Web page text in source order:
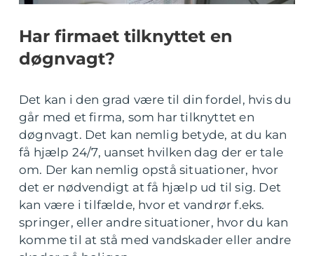
Har firmaet tilknyttet en
døgnvagt?
Det kan i den grad være til din fordel, hvis du
går med et firma, som har tilknyttet en
døgnvagt. Det kan nemlig betyde, at du kan
få hjælp 24/7, uanset hvilken dag der er tale
om. Der kan nemlig opstå situationer, hvor
det er nødvendigt at få hjælp ud til sig. Det
kan være i tilfælde, hvor et vandrør f.eks.
springer, eller andre situationer, hvor du kan
komme til at stå med vandskader eller andre